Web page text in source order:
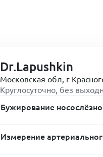
Dr.Lapushkin
Московская обл, г
Круглосуточно, без
Бужирование
Измерение